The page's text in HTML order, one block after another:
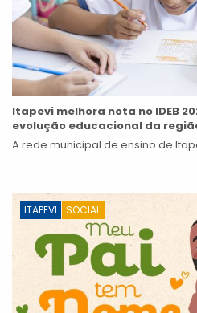
Itapevi melhora nota no IDEB
evolução educacional da
A rede municipal de ensino de
ITAPEVI SOCIAL